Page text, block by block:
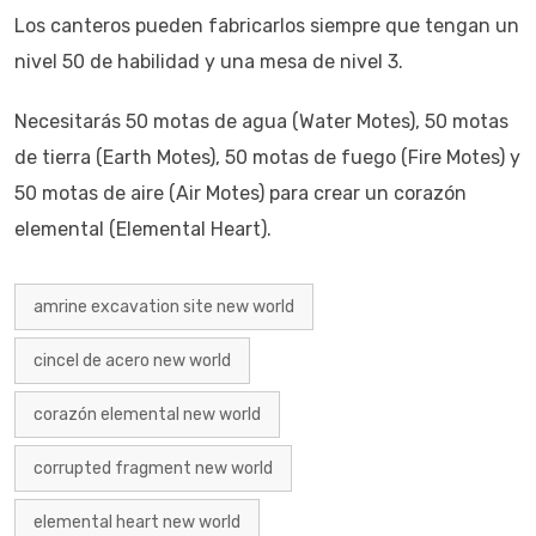
Los canteros pueden fabricarlos siempre que tengan un
nivel 50 de habilidad y una mesa de nivel 3.
Necesitarás 50 motas de agua (Water Motes), 50 motas
de tierra (Earth Motes), 50 motas de fuego (Fire Motes) y
50 motas de aire (Air Motes) para crear un corazón
elemental (Elemental Heart).
amrine excavation site new world
cincel de acero new world
corazón elemental new world
corrupted fragment new world
elemental heart new world